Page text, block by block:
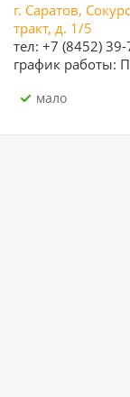
г. Саратов,
тракт, д. 1/5
тел: +7 (8452)
график работы:
Мало